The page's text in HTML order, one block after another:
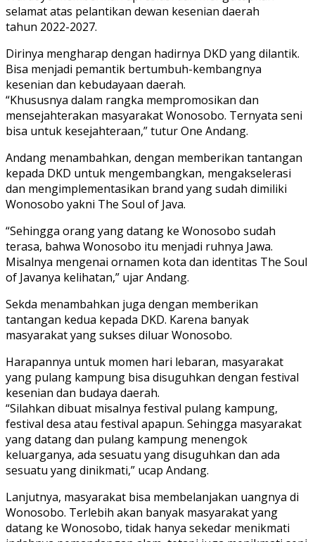
selamat atas pelantikan dewan kesenian daerah
tahun 2022-2027.
Dirinya mengharap dengan hadirnya DKD yang dilantik.
Bisa menjadi pemantik bertumbuh-kembangnya
kesenian dan kebudayaan daerah.
“Khususnya dalam rangka mempromosikan dan
mensejahterakan masyarakat Wonosobo. Ternyata seni
bisa untuk kesejahteraan,” tutur One Andang.
Andang menambahkan, dengan memberikan tantangan
kepada DKD untuk mengembangkan, mengakselerasi
dan mengimplementasikan brand yang sudah dimiliki
Wonosobo yakni The Soul of Java.
“Sehingga orang yang datang ke Wonosobo sudah
terasa, bahwa Wonosobo itu menjadi ruhnya Jawa.
Misalnya mengenai ornamen kota dan identitas The Soul
of Javanya kelihatan,” ujar Andang.
Sekda menambahkan juga dengan memberikan
tantangan kedua kepada DKD. Karena banyak
masyarakat yang sukses diluar Wonosobo.
Harapannya untuk momen hari lebaran, masyarakat
yang pulang kampung bisa disuguhkan dengan festival
kesenian dan budaya daerah.
“Silahkan dibuat misalnya festival pulang kampung,
festival desa atau festival apapun. Sehingga masyarakat
yang datang dan pulang kampung menengok
keluarganya, ada sesuatu yang disuguhkan dan ada
sesuatu yang dinikmati,” ucap Andang.
Lanjutnya, masyarakat bisa membelanjakan uangnya di
Wonosobo. Terlebih akan banyak masyarakat yang
datang ke Wonosobo, tidak hanya sekedar menikmati